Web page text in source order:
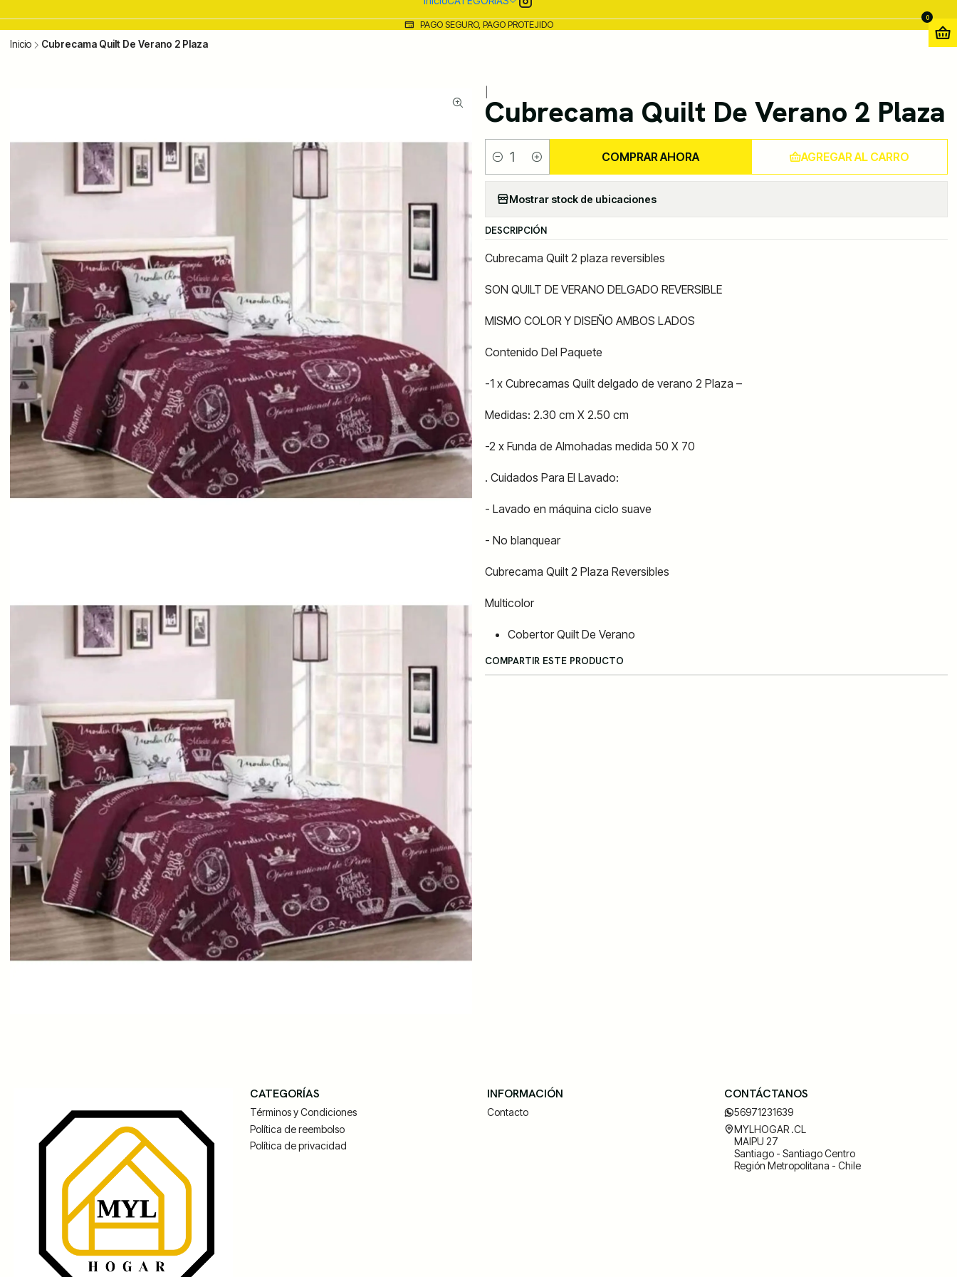
0
PAGO SEGURO, PAGO PROTEJIDO
Inicio Cubrecama Quilt De Verano 2 Plaza
Cubrecama Quilt De Verano 2 Plaza
Cantidad
AGREGAR AL CARRO
COMPRAR AHORA
Mostrar stock de ubicaciones
DESCRIPCIÓN
Cubrecama Quilt 2 plaza reversibles
SON QUILT DE VERANO DELGADO REVERSIBLE
MISMO COLOR Y DISEÑO AMBOS LADOS
Contenido Del Paquete
-1 x Cubrecamas Quilt delgado de verano 2 Plaza –
Medidas: 2.30 cm X 2.50 cm
-2 x Funda de Almohadas medida 50 X 70
. Cuidados Para El Lavado:
- Lavado en máquina ciclo suave
- No blanquear
Cubrecama Quilt 2 Plaza Reversibles
Multicolor
Cobertor Quilt De Verano
COMPARTIR ESTE PRODUCTO
CATEGORÍAS
Términos y Condiciones
Política de reembolso
Política de privacidad
INFORMACIÓN
Contacto
CONTÁCTANOS
56971231639
MYLHOGAR .CL
MAIPU 27
Santiago - Santiago Centro
Región Metropolitana - Chile